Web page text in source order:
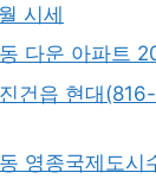
시세
다운 아파트
건읍 현대
영종국제도시